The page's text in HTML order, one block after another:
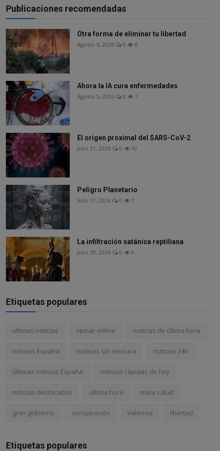
Publicaciones recomendadas
Otra forma de eliminar tu libertad
Agosto 5, 2026 0 6
Ahora la IA cura enfermedades
Agosto 5, 2026 0 7
El origen proximal del SARS-CoV-2
Julio 31, 2026 0 10
Peligro Planetario
Julio 31, 2026 0 7
La infiltración satánica reptiliana
Julio 29, 2026 0 9
Etiquetas populares
ultimas noticias opinar online noticias de última hora
noticias España noticias sin censura noticias 24h
Últimas noticias España noticias rápidas de hoy
noticias destacadas ultima hora mala salud
gran gobierno conspiración Valencia libertad
Etiquetas populares